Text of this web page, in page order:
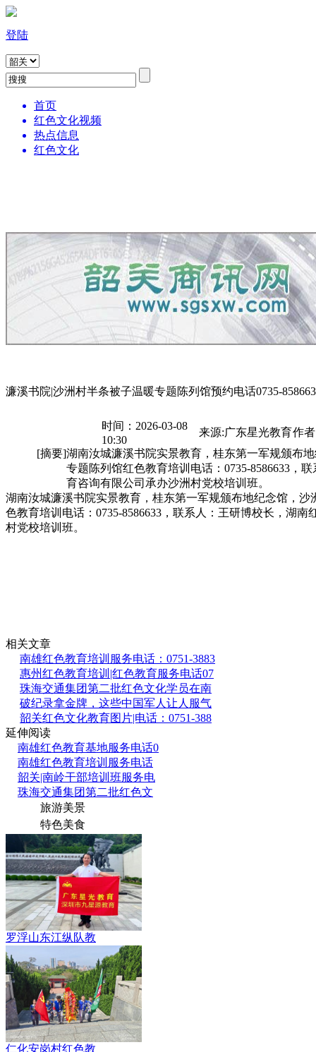
登陆
首页
红色文化视频
热点信息
红色文化
濂溪书院|沙洲村半条被子温暖专题陈列馆预约电话0735-
时间：2026-03-08
10:30
来源:广东星光教育作
[摘要]湖南汝城濂溪书院实景教育，桂东第一军规颁布
专题陈列馆红色教育培训电话：0735-8586633，
育咨询有限公司承办沙洲村党校培训班。
湖南汝城濂溪书院实景教育，桂东第一军规颁布地纪念馆，沙
色教育培训电话：0735-8586633，联系人：王研博校长，湖
村党校培训班。
相关文章
南雄红色教育培训服务电话：0751-3883
惠州红色教育培训|红色教育服务电话07
珠海交通集团第二批红色文化学员在南
破纪录拿金牌，这些中国军人让人服气
韶关红色文化教育图片|电话：0751-388
延伸阅读
南雄红色教育基地服务电话0
南雄红色教育培训服务电话
韶关|南岭干部培训班服务电
珠海交通集团第二批红色文
旅游美景
特色美食
罗浮山东江纵队教
仁化安岗村红色教